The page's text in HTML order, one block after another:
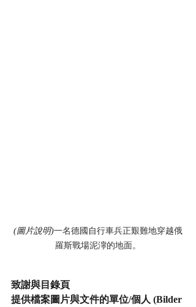
(圖片說明)一名德國自行車兵正艱難地穿越俄
羅斯戰場泥濘的地面。
致謝與目錄頁
提供檔案圖片與文件的單位/個人 (Bilder